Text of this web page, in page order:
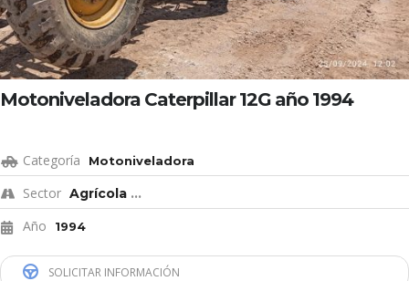
Motoniveladora Caterpillar 12G año 1994
Categoría Motoniveladora
Sector Agrícola ...
Año 1994
SOLICITAR INFORMACIÓN